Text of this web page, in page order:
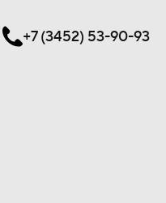
+7 (3452) 53-90-93